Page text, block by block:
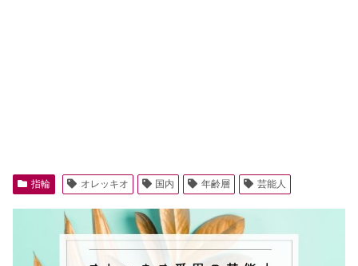
指輪 オレッキオ 国内 年齢層 芸能人